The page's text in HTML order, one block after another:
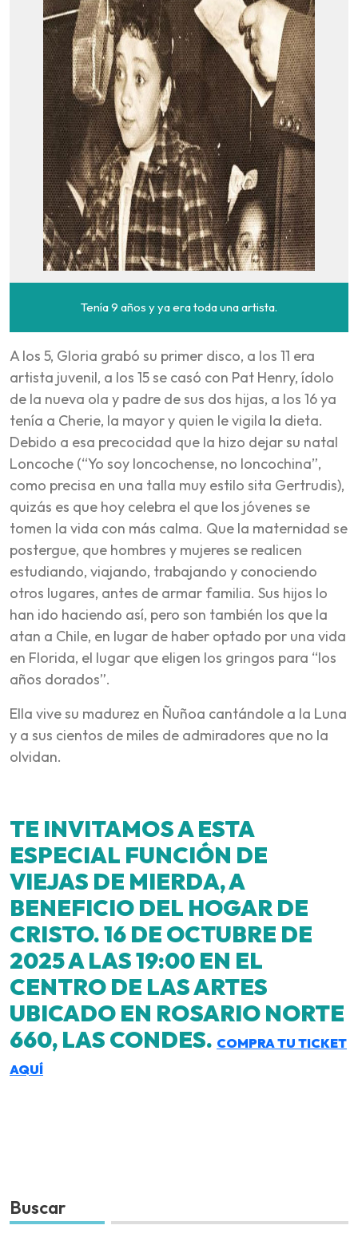
Tenía 9 años y ya era toda una artista.
A los 5, Gloria grabó su primer disco, a los 11 era
artista juvenil, a los 15 se casó con Pat Henry, ídolo
de la nueva ola y padre de sus dos hijas, a los 16 ya
tenía a Cherie, la mayor y quien le vigila la dieta.
Debido a esa precocidad que la hizo dejar su natal
Loncoche (“Yo soy loncochense, no loncochina”,
como precisa en una talla muy estilo sita Gertrudis),
quizás es que hoy celebra el que los jóvenes se
tomen la vida con más calma. Que la maternidad se
postergue, que hombres y mujeres se realicen
estudiando, viajando, trabajando y conociendo
otros lugares, antes de armar familia. Sus hijos lo
han ido haciendo así, pero son también los que la
atan a Chile, en lugar de haber optado por una vida
en Florida, el lugar que eligen los gringos para “los
años dorados”.
Ella vive su madurez en Ñuñoa cantándole a la Luna
y a sus cientos de miles de admiradores que no la
olvidan.
TE INVITAMOS A ESTA
ESPECIAL FUNCIÓN DE
VIEJAS DE MIERDA, A
BENEFICIO DEL HOGAR DE
CRISTO. 16 DE OCTUBRE DE
2025 A LAS 19:00 EN EL
CENTRO DE LAS ARTES
UBICADO EN ROSARIO NORTE
660, LAS CONDES. COMPRA TU TICKET
AQUÍ
Buscar